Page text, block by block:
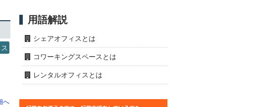
へ
用語解説
シェアオフィスとは
コワーキングスペースとは
レンタルオフィスとは